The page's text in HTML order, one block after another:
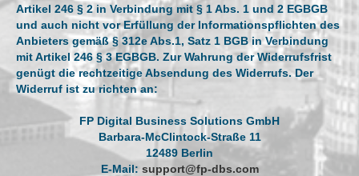
Artikel 246 § 2 in Verbindung mit § 1 Abs. 1 und 2 EGBGB
und auch nicht vor Erfüllung der Informationspflichten des
Anbieters gemäß § 312e Abs.1, Satz 1 BGB in Verbindung
mit Artikel 246 § 3 EGBGB. Zur Wahrung der Widerrufsfrist
genügt die rechtzeitige Absendung des Widerrufs. Der
Widerruf ist zu richten an:
FP Digital Business Solutions GmbH
Barbara-McClintock-Straße 11
12489 Berlin
E-Mail: support@fp-dbs.com